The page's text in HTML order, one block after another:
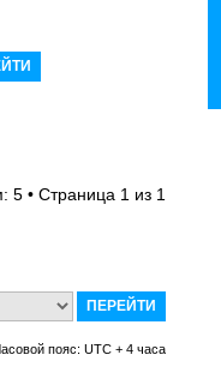
5 • Страница 1 из 1
пояс: UTC + 4 часа